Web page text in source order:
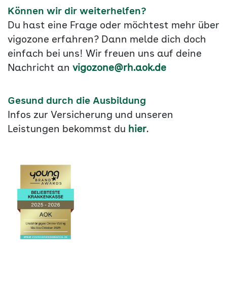
Können wir dir weiterhelfen?
Du hast eine Frage oder möchtest mehr über
vigozone erfahren? Dann melde dich doch
einfach bei uns! Wir freuen uns auf deine
Nachricht an vigozone@rh.aok.de
Gesund durch die Ausbildung
Infos zur Versicherung und unseren
Leistungen bekommst du hier.